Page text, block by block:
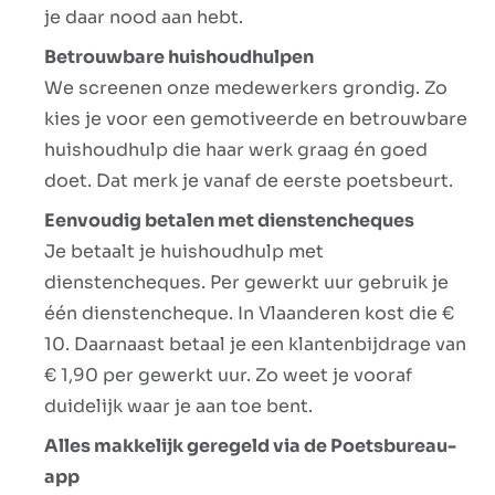
je daar nood aan hebt.
Betrouwbare huishoudhulpen
We screenen onze medewerkers grondig. Zo
kies je voor een gemotiveerde en betrouwbare
huishoudhulp die haar werk graag én goed
doet. Dat merk je vanaf de eerste poetsbeurt.
Eenvoudig betalen met dienstencheques
Je betaalt je huishoudhulp met
dienstencheques. Per gewerkt uur gebruik je
één dienstencheque. In Vlaanderen kost die €
10. Daarnaast betaal je een klantenbijdrage van
€ 1,90 per gewerkt uur. Zo weet je vooraf
duidelijk waar je aan toe bent.
Alles makkelijk geregeld via de Poetsbureau-
app